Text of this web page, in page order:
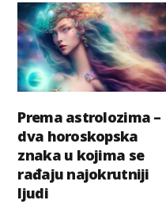
Prema astrolozima –
dva horoskopska
znaka u kojima se
rađaju najokrutniji
ljudi